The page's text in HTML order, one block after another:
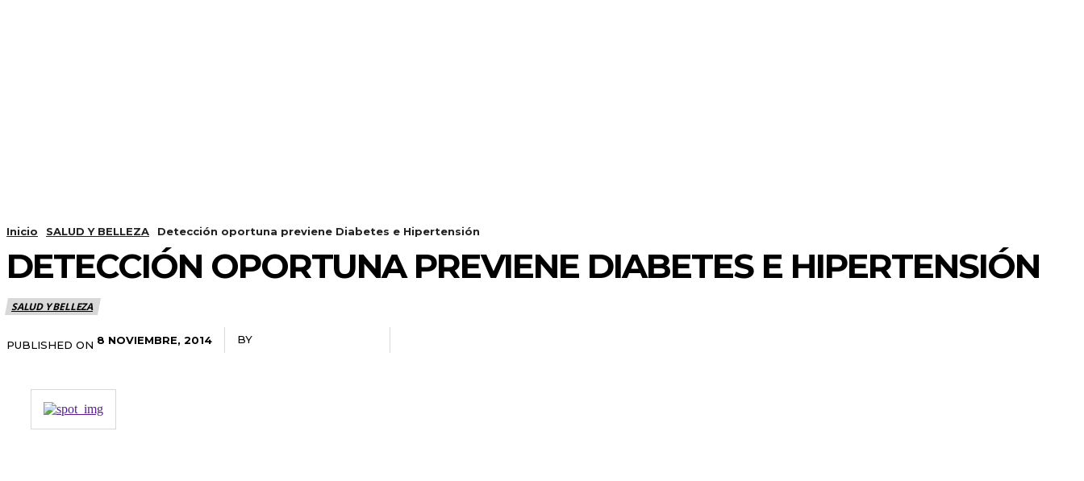
Inicio SALUD Y BELLEZA Detección oportuna previene Diabetes e Hipertensión
DETECCIÓN OPORTUNA PREVIENE DIABETES E HIPERTENSIÓN
SALUD Y BELLEZA
PUBLISHED ON 8 NOVIEMBRE, 2014 BY